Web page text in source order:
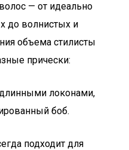
— от идеально
до волнистых и
объема стилисты
прически:
локонами,
боб.
подходит для